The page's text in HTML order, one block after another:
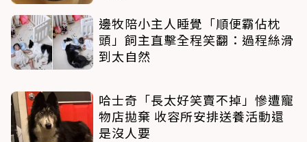
邊牧陪小主人睡覺「順便霸佔枕
頭」飼主直擊全程笑翻：過程絲滑
到太自然
哈士奇「長太好笑賣不掉」慘遭寵
物店拋棄 收容所安排送養活動還
是沒人要